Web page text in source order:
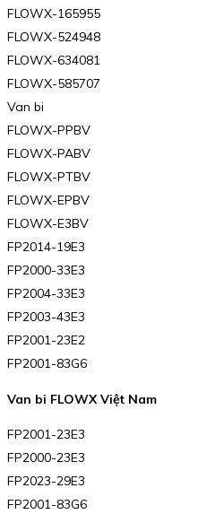
FLOWX-165955
FLOWX-524948
FLOWX-634081
FLOWX-585707
Van bi
FLOWX-PPBV
FLOWX-PABV
FLOWX-PTBV
FLOWX-EPBV
FLOWX-E3BV
FP2014-19E3
FP2000-33E3
FP2004-33E3
FP2003-43E3
FP2001-23E2
FP2001-83G6
Van bi FLOWX Việt Nam
FP2001-23E3
FP2000-23E3
FP2023-29E3
FP2001-83G6